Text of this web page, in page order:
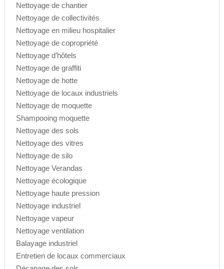
Nettoyage de chantier
Nettoyage de collectivités
Nettoyage en milieu hospitalier
Nettoyage de copropriété
Nettoyage d’hôtels
Nettoyage de graffiti
Nettoyage de hotte
Nettoyage de locaux industriels
Nettoyage de moquette
Shampooing moquette
Nettoyage des sols
Nettoyage des vitres
Nettoyage de silo
Nettoyage Verandas
Nettoyage écologique
Nettoyage haute pression
Nettoyage industriel
Nettoyage vapeur
Nettoyage ventilation
Balayage industriel
Entretien de locaux commerciaux